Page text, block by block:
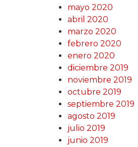
mayo 2020
abril 2020
marzo 2020
febrero 2020
enero 2020
diciembre 2019
noviembre 2019
octubre 2019
septiembre 2019
agosto 2019
julio 2019
junio 2019